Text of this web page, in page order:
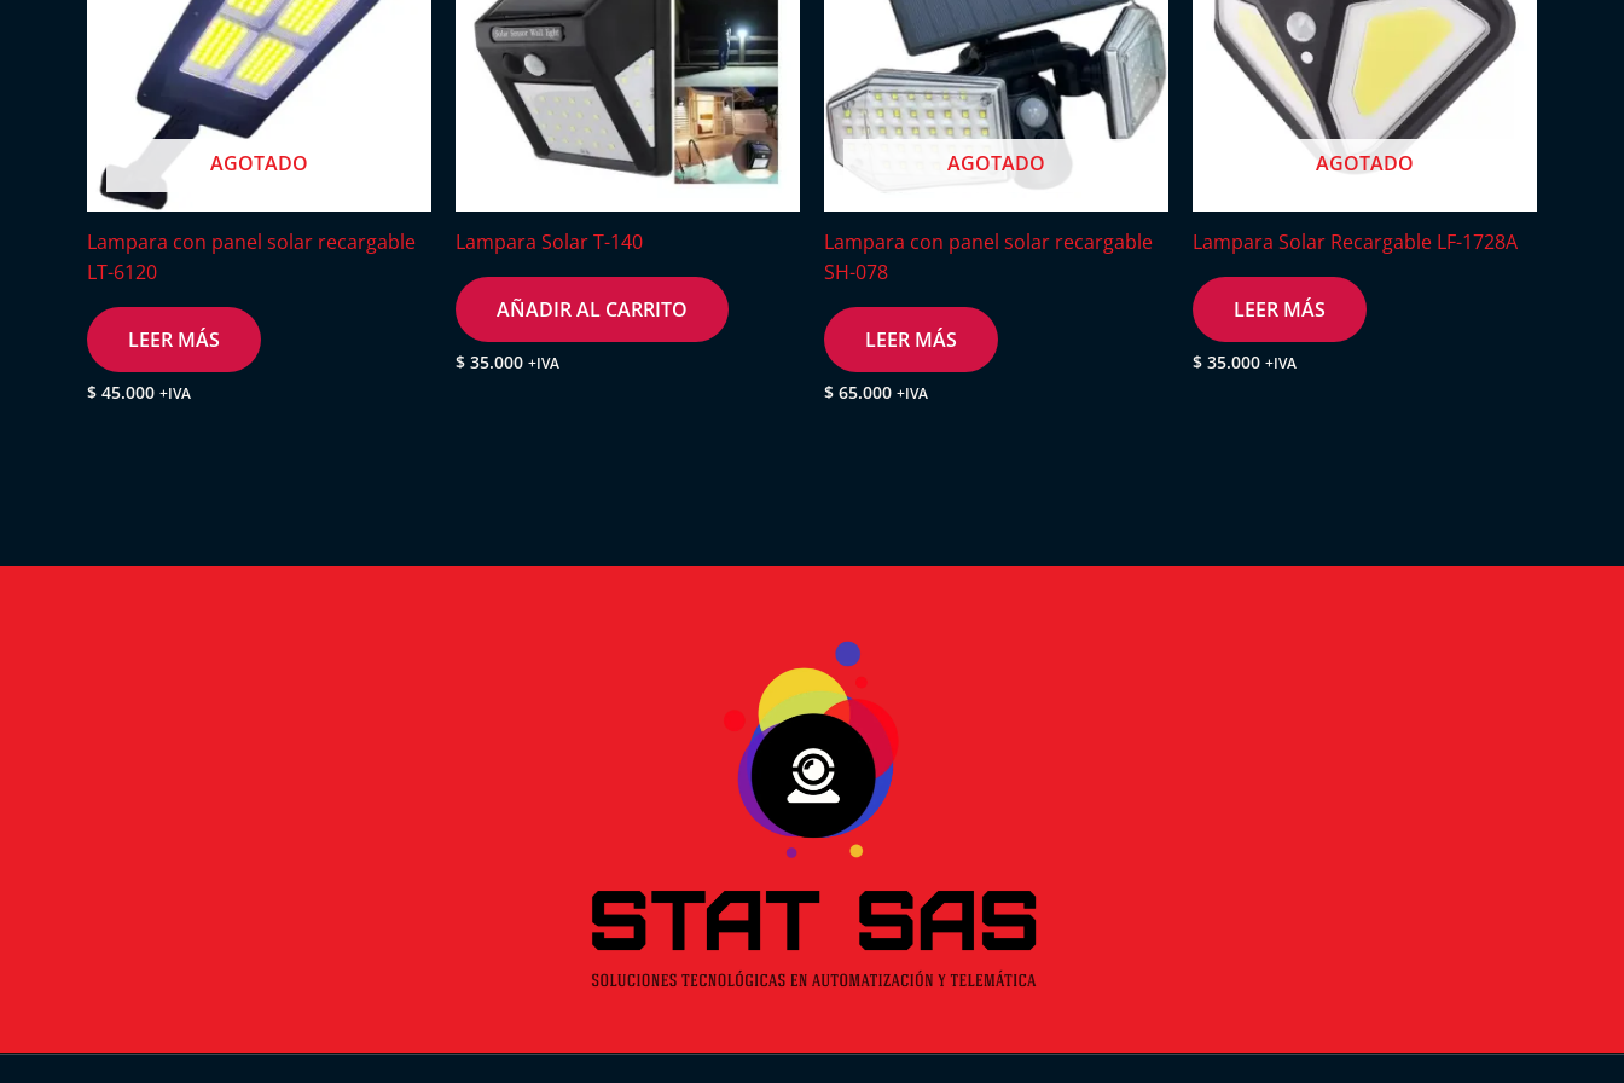
AGOTADO
Lampara con panel solar recargable
LT-6120
LEER MÁS
$ 45.000 +IVA
Lampara Solar T-140
AÑADIR AL CARRITO
$ 35.000 +IVA
AGOTADO
Lampara con panel solar recargable
SH-078
LEER MÁS
$ 65.000 +IVA
AGOTADO
Lampara Solar Recargable LF-1728A
LEER MÁS
$ 35.000 +IVA